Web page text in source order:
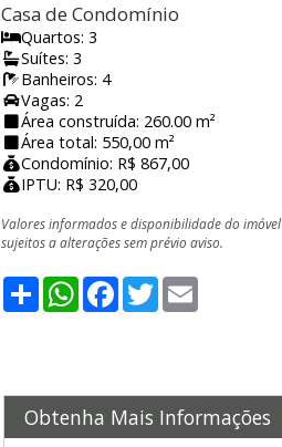
Casa de Condomínio
Quartos: 3
Suítes: 3
Banheiros: 4
Vagas: 2
Área construída: 260.00 m²
Área total: 550,00 m²
Condomínio: R$ 867,00
IPTU: R$ 320,00
Valores informados e disponibilidade do imóvel
sujeitos a alterações sem prévio aviso.
ShareWhatsApp
Facebook
Twitter
Obtenha Mais Informações